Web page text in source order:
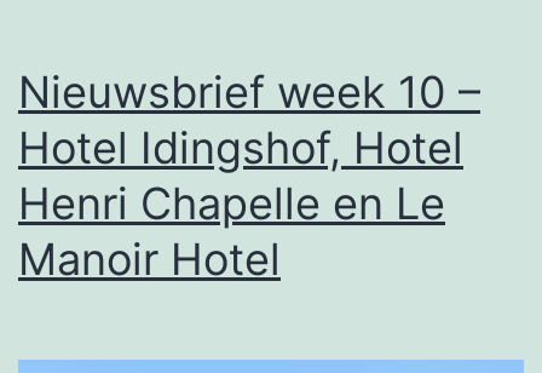
Reburg
Nieuwsbrief week 10 –
Hotel Idingshof, Hotel
Henri Chapelle en Le
Manoir Hotel